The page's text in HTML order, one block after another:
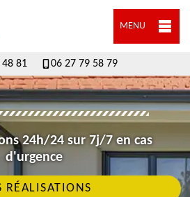
MENU
81 06 27 79 58 79
24h/24 sur 7j/7 en cas
d'urgence
RÉALISATIONS